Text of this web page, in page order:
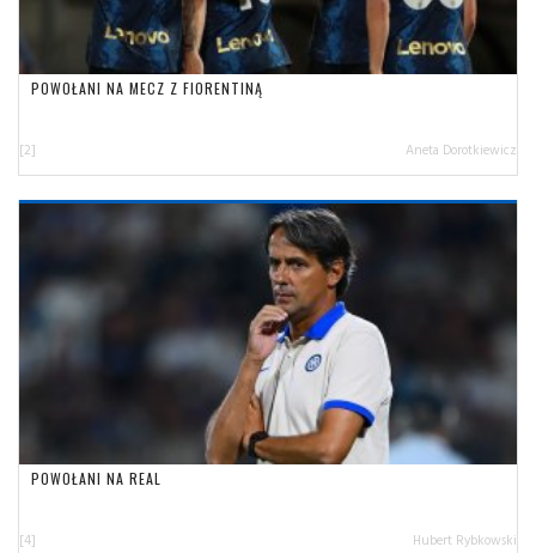
POWOŁANI NA MECZ Z FIORENTINĄ
[2] Aneta Dorotkiewicz
POWOŁANI NA REAL
[4] Hubert Rybkowski